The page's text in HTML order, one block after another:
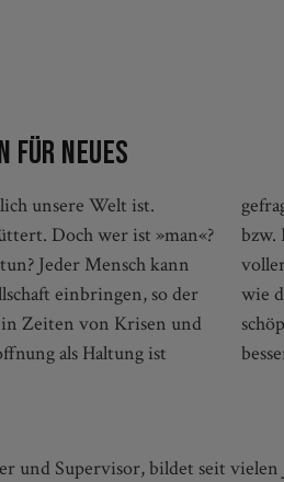
für Neues
unsere Welt ist.
Doch wer ist »man«?
Jeder Mensch kann
einbringen, so der
in Zeiten von Krisen und
als Haltung ist
ist, wie Optimisten
dass das Glas
Unvorhergesehenes -
können wir Hoffnung
ein kleines bisschen
und Supervisor, bildet seit